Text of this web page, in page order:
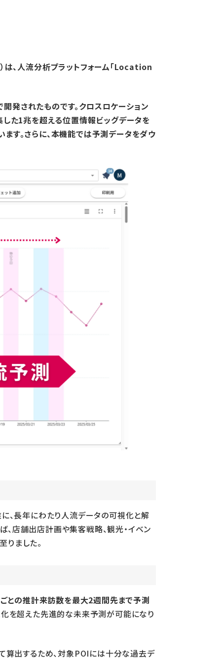
は、人流分析プラットフォーム「Location
発されたものです。クロスロケーション
た1兆を超える位置情報ビッグデータを
す。さらに、本機能では予測データをダウ
、長年にわたり人流データの可視化と解
店舗出店計画や集客戦略、観光・イベン
ました。
との推計来訪数を最大2週間先まで予測
を超えた先進的な未来予測が可能になり
出するため、対象POIには十分な過去デ